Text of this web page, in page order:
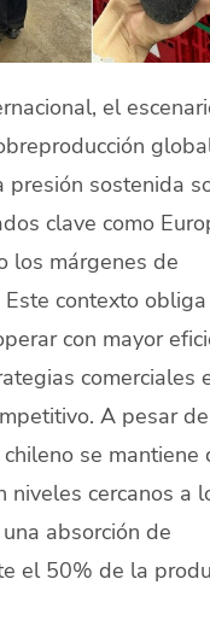
el
presión sostenida
clave como
los márgenes de
Este contexto
con mayor
comerciales
A pesar
se mantiene
niveles cercanos a
absorción de
el 50% de la